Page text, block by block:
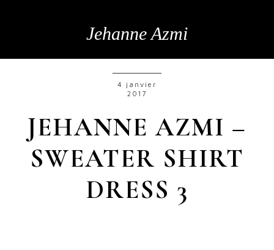
Jehanne Azmi
4 janvier
2017
JEHANNE AZMI –
SWEATER SHIRT
DRESS 3